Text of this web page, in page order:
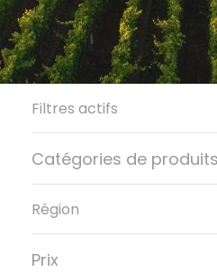
Filtres actifs
Catégories de produits
Région
Prix